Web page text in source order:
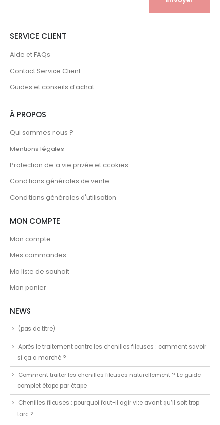
SERVICE CLIENT
Aide et FAQs
Contact Service Client
Guides et conseils d’achat
À PROPOS
Qui sommes nous ?
Mentions légales
Protection de la vie privée et cookies
Conditions générales de vente
Conditions générales d'utilisation
MON COMPTE
Mon compte
Mes commandes
Ma liste de souhait
Mon panier
NEWS
(pas de titre)
Après le traitement contre les chenilles fileuses : comment savoir
si ça a marché ?
Comment traiter les chenilles fileuses naturellement ? Le guide
complet étape par étape
Chenilles fileuses : pourquoi faut-il agir vite avant qu’il soit trop
tard ?